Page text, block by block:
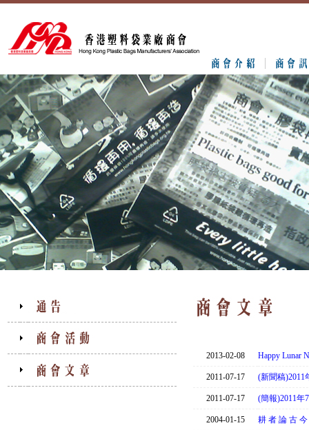
2013-02-08 Happy Lunar
2011-07-17 (新聞稿)2011
2011-07-17 (簡報)2011年
2004-01-15 耕 者 論 古 今